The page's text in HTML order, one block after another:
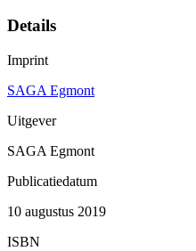
Details
Imprint
SAGA Egmont
Uitgever
SAGA Egmont
Publicatiedatum
10 augustus 2019
ISBN